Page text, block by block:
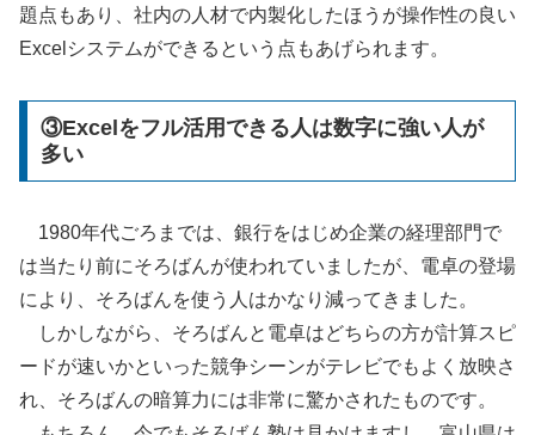
題点もあり、社内の人材で内製化したほうが操作性の良い
Excelシステムができるという点もあげられます。
③Excelをフル活用できる人は数字に強い人が
多い
1980年代ごろまでは、銀行をはじめ企業の経理部門で
は当たり前にそろばんが使われていましたが、電卓の登場
により、そろばんを使う人はかなり減ってきました。
しかしながら、そろばんと電卓はどちらの方が計算スピ
ードが速いかといった競争シーンがテレビでもよく放映さ
れ、そろばんの暗算力には非常に驚かされたものです。